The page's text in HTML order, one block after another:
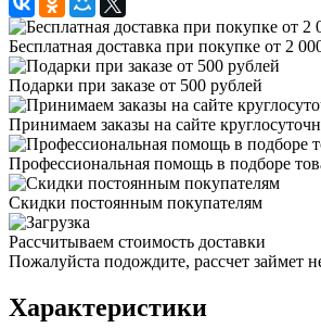
Бесплатная доставка при покупке от 2
Подарки при заказе от 500 рублей
Принимаем заказы на сайте
Профессиональная помощь в подборе
Скидки постоянным покупателям
Рассчитываем стоимость доставки
Пожалуйста подождите, рассчет займет
Характеристики